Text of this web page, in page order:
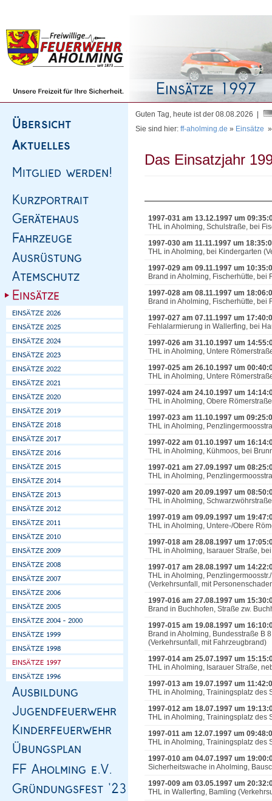
Guten Tag, heute ist der 08.08.2026 |
Sie sind hier: ff-aholming.de » Einsätze
Das Einsatzjahr
1997-031 am 13.12.1997 um
THL in Aholming, Schulstraße, bei
1997-030 am 11.11.1997 um
THL in Aholming, bei Kindergarten
1997-029 am 09.11.1997 um
Brand in Aholming, Fischerhütte,
1997-028 am 08.11.1997 um
Brand in Aholming, Fischerhütte, bei
1997-027 am 07.11.1997 um
Fehlalarmierung in Wallerfing, bei
1997-026 am 31.10.1997 um
THL in Aholming, Untere
1997-025 am 26.10.1997 um
THL in Aholming, Untere
1997-024 am 24.10.1997 um
THL in Aholming, Obere
1997-023 am 11.10.1997 um
THL in Aholming,
1997-022 am 01.10.1997 um
THL in Aholming, Kühmoos, bei
1997-021 am 27.09.1997 um
THL in Aholming,
1997-020 am 20.09.1997 um
THL in Aholming,
1997-019 am 09.09.1997 um
THL in Aholming, Untere-/Obere
1997-018 am 28.08.1997 um
THL in Aholming, Isarauer Straße,
1997-017 am 28.08.1997 um
THL in Aholming,
(Verkehrsunfall, mit
1997-016 am 27.08.1997 um
Brand in Buchhofen, Straße zw.
1997-015 am 19.08.1997 um
Brand in Aholming, Bundesstraße B
(Verkehrsunfall, mit Fahrzeugbrand)
1997-014 am 25.07.1997 um
THL in Aholming, Isarauer Straße,
1997-013 am 19.07.1997 um
THL in Aholming, Trainingsplatz des
1997-012 am 18.07.1997 um
THL in Aholming, Trainingsplatz des
1997-011 am 12.07.1997 um
THL in Aholming, Trainingsplatz des
1997-010 am 04.07.1997 um
Sicherheitswache in Aholming,
1997-009 am 03.05.1997 um
THL in Wallerfing, Bamling